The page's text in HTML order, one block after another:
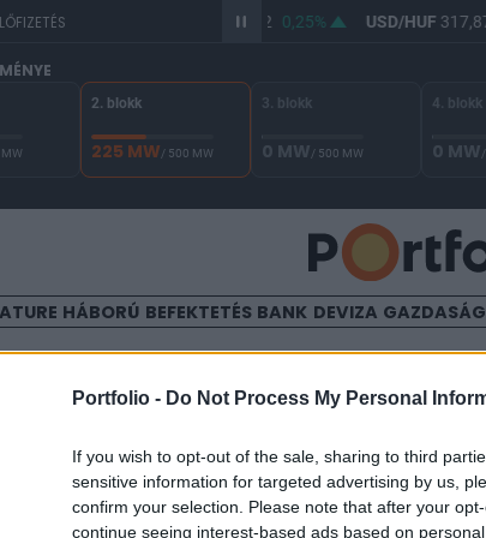
Portfolio - Do Not Process My Personal
If you wish to opt-out of the sale, sharing to third
sensitive information for targeted advertising by us,
confirm your selection. Please note that after your
continue seeing interest-based ads based on
366,32 0,25% USD/HUF317,87
2. blokk
225 MW/ 500 MW
3. blokk
0 MW/ 500 MW
4. blokk
0 MW
HÁBORÚ BEFEKTETÉS BANK DEVIZA GAZDASÁG
2018. május 09. 13:38